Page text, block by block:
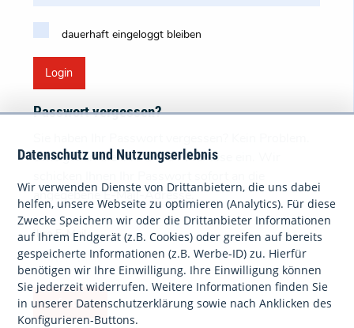
dauerhaft eingeloggt bleiben
Login
Passwort vergessen?
Bitte geben Sie Ihre E-Mail-Adresse ein. Wir
angegebene E-Mail-Adresse.
Ihre E-Mail
anfordern
Datenschutz und Nutzungserlebnis
Wir verwenden Dienste von Drittanbietern, die uns dabei
helfen, unsere Webseite zu optimieren (Analytics). Für diese
Zwecke Speichern wir oder die Drittanbieter Informationen
auf Ihrem Endgerät (z.B. Cookies) oder greifen auf bereits
gespeicherte Informationen (z.B. Werbe-ID) zu. Hierfür
benötigen wir Ihre Einwilligung. Ihre Einwilligung können
Sie jederzeit widerrufen. Weitere Informationen finden Sie
in unserer Datenschutzerklärung sowie nach Anklicken des
Konfigurieren-Buttons.